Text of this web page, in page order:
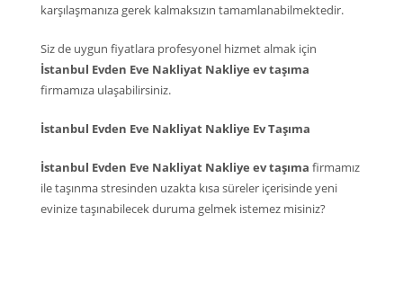
karşılaşmanıza gerek kalmaksızın tamamlanabilmektedir.
Siz de uygun fiyatlara profesyonel hizmet almak için
İstanbul Evden Eve Nakliyat Nakliye ev taşıma
firmamıza ulaşabilirsiniz.
İstanbul Evden Eve Nakliyat Nakliye Ev Taşıma
İstanbul Evden Eve Nakliyat Nakliye ev taşıma firmamız
ile taşınma stresinden uzakta kısa süreler içerisinde yeni
evinize taşınabilecek duruma gelmek istemez misiniz?